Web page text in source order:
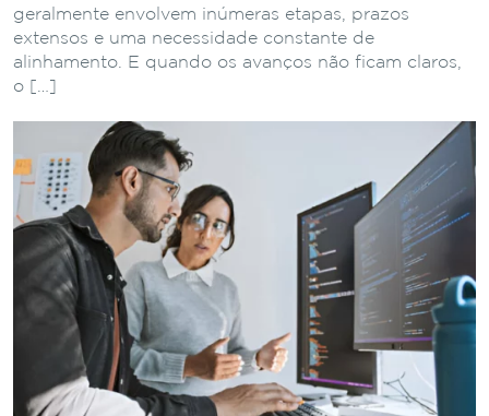
geralmente envolvem inúmeras etapas, prazos
extensos e uma necessidade constante de
alinhamento. E quando os avanços não ficam claros,
o […]